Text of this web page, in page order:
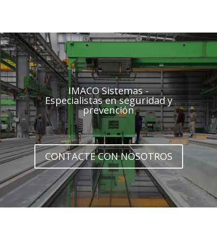
IMACO Sistemas -
Especialistas en seguridad y
prevención
CONTACTE CON NOSOTROS